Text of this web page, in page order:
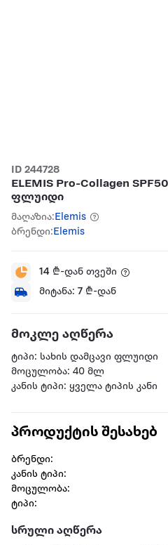
ID 244728
ELEMIS Pro-Collagen
ფლუიდი
მაღაზია: Elemis
ბრენდი: Elemis
14 ₾-დან თვეში
მიტანა: 7 ₾-დან
მოკლე აღწერა
ტიპი: სახის დამცავი ფლუიდი
მოცულობა: 40 მლ
კანის ტიპი: ყველა ტიპის კანი
პროდუქტის შესახებ
ბრენდი:
კანის ტიპი:
მოცულობა:
ტიპი:
სრული აღწერა